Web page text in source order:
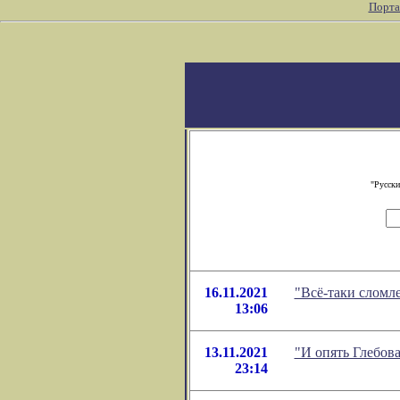
16.11.2021
13:06
"Всё-таки
13.11.2021
23:14
"И опять